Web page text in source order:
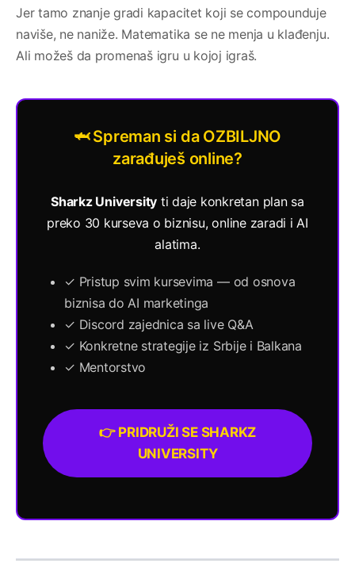
Jer tamo znanje gradi kapacitet koji se compounduje
naviše, ne naniže. Matematika se ne menja u klađenju.
Ali možeš da promenaš igru u kojoj igraš.
🦈 Spreman si da OZBILJNO
zarađuješ online?
Sharkz University ti daje konkretan plan sa
preko 30 kurseva o biznisu, online zaradi i AI
alatima.
✓ Pristup svim kursevima — od osnova
biznisa do AI marketinga
✓ Discord zajednica sa live Q&A
✓ Konkretne strategije iz Srbije i Balkana
✓ Mentorstvo
👉 PRIDRUŽI SE SHARKZ
UNIVERSITY